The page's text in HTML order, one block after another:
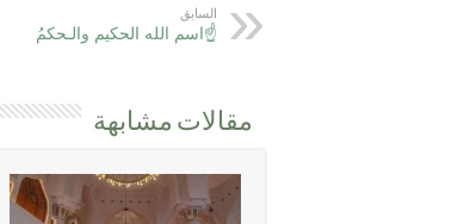
السابق
☝اسم الله الحكيم والـحكمُ
مقالات مشابهة